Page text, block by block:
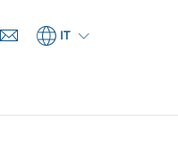
IT